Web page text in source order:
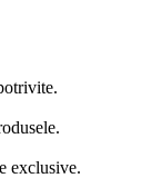
exclusive.